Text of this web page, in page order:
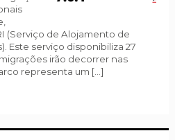
(Serviço de Alojamento de
Este serviço disponibiliza 27
irão decorrer nas
representa um […]